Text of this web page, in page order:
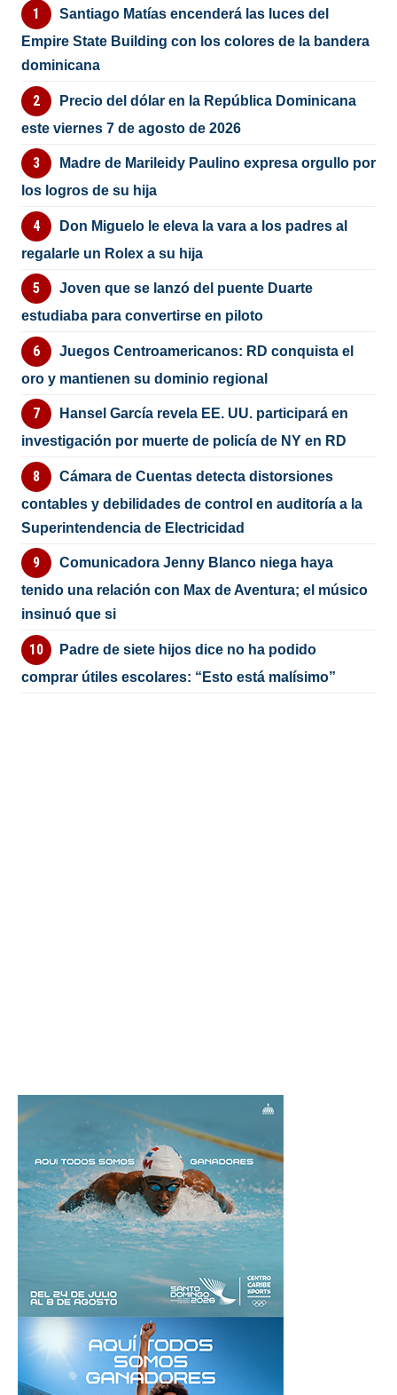
Santiago Matías encenderá las luces del
Empire State Building con los colores de la bandera
dominicana
Precio del dólar en la República Dominicana
este viernes 7 de agosto de 2026
Madre de Marileidy Paulino expresa orgullo por
los logros de su hija
Don Miguelo le eleva la vara a los padres al
regalarle un Rolex a su hija
Joven que se lanzó del puente Duarte
estudiaba para convertirse en piloto
Juegos Centroamericanos: RD conquista el
oro y mantienen su dominio regional
Hansel García revela EE. UU. participará en
investigación por muerte de policía de NY en RD
Cámara de Cuentas detecta distorsiones
contables y debilidades de control en auditoría a la
Superintendencia de Electricidad
Comunicadora Jenny Blanco niega haya
tenido una relación con Max de Aventura; el músico
insinuó que si
Padre de siete hijos dice no ha podido
comprar útiles escolares: “Esto está malísimo”